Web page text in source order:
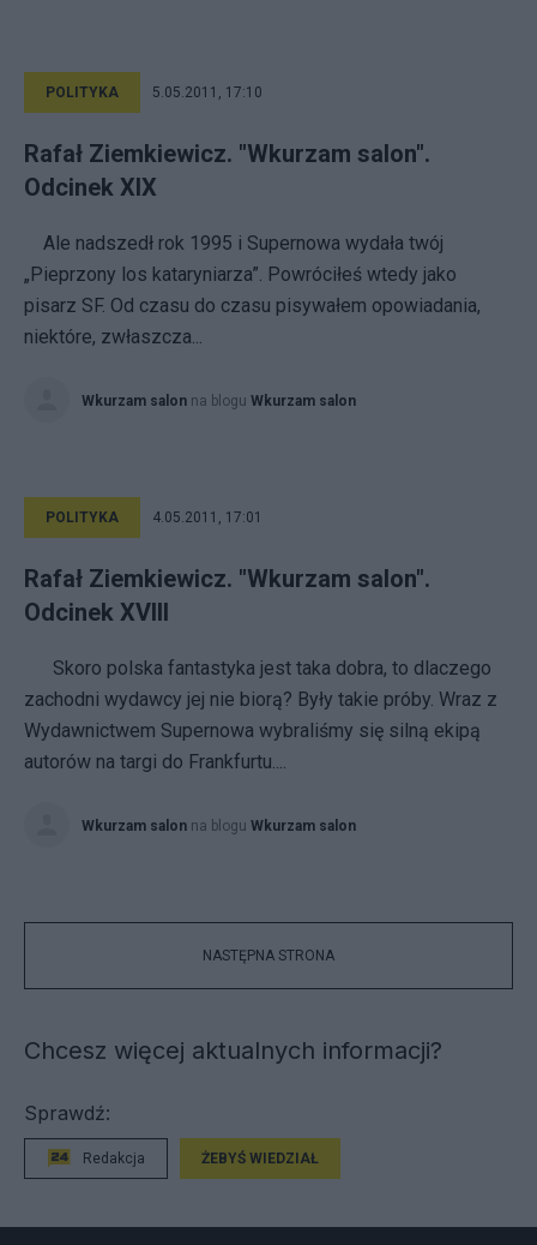
POLITYKA 5.05.2011, 17:10
Rafał Ziemkiewicz. "Wkurzam salon".
Odcinek XIX
Ale nadszedł rok 1995 i Supernowa wydała twój
„Pieprzony los kataryniarza”. Powróciłeś wtedy jako
pisarz SF. Od czasu do czasu pisywałem opowiadania,
niektóre, zwłaszcza...
Wkurzam salon na blogu Wkurzam salon
POLITYKA 4.05.2011, 17:01
Rafał Ziemkiewicz. "Wkurzam salon".
Odcinek XVIII
Skoro polska fantastyka jest taka dobra, to dlaczego
zachodni wydawcy jej nie biorą? Były takie próby. Wraz z
Wydawnictwem Supernowa wybraliśmy się silną ekipą
autorów na targi do Frankfurtu....
Wkurzam salon na blogu Wkurzam salon
NASTĘPNA STRONA
Chcesz więcej aktualnych informacji?
Sprawdź:
Redakcja ŻEBYŚ WIEDZIAŁ